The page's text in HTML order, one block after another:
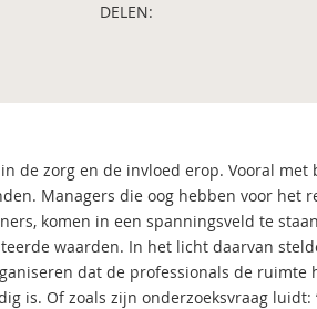
DELEN:
de zorg en de invloed erop. Vooral
Managers die oog hebben voor het
komen in een spanningsveld te
waarden. In het licht daarvan
dat de professionals de
is. Of zoals zijn onderzoeksvraag luidt: